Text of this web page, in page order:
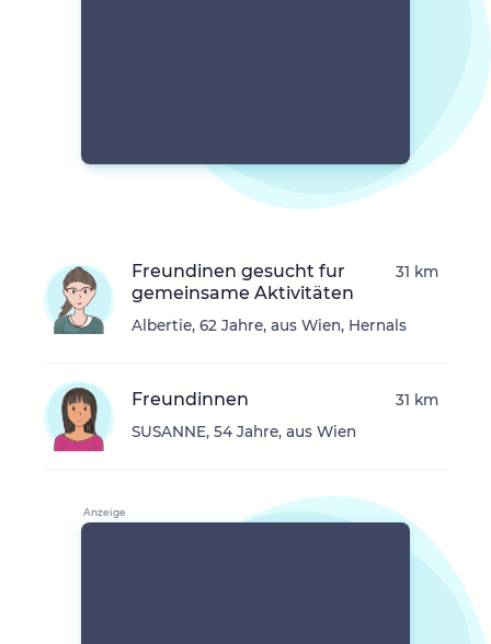
Freundinen gesucht fur
gemeinsame Aktivitäten
Albertie, 62 Jahre, aus Wien, Hernals
31 km
Freundinnen
SUSANNE, 54 Jahre, aus Wien
31 km